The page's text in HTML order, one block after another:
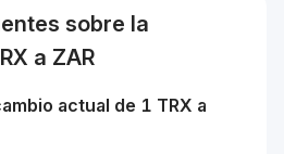
sobre la
a ZAR
actual de 1 TRX a